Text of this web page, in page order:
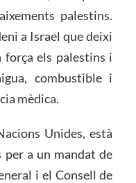
palestins.
a Israel que deixi
força els palestins i
combustible i
mèdica.
Unides, està
a un mandat de
i el Consell de